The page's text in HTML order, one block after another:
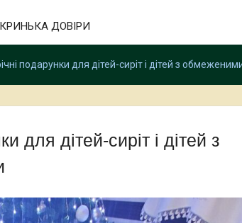
ДОВІРИ
подарунки для дітей-сиріт і дітей з
для дітей-сиріт і дітей з